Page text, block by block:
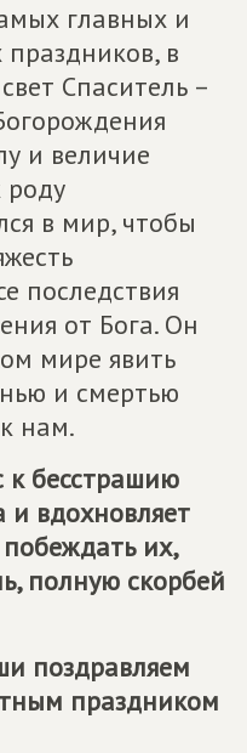
главных и
в
Спаситель –
и величие
роду
в мир, чтобы
последствия
от Бога. Он
мире явить
и смертью
нам.
к бесстрашию
и вдохновляет
их,
полную скорбей
поздравляем
праздником